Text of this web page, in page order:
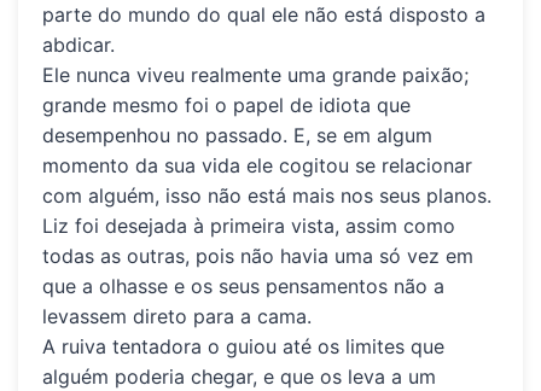
parte do mundo do qual ele não está disposto a
abdicar.
Ele nunca viveu realmente uma grande paixão;
grande mesmo foi o papel de idiota que
desempenhou no passado. E, se em algum
momento da sua vida ele cogitou se relacionar
com alguém, isso não está mais nos seus planos.
Liz foi desejada à primeira vista, assim como
todas as outras, pois não havia uma só vez em
que a olhasse e os seus pensamentos não a
levassem direto para a cama.
A ruiva tentadora o guiou até os limites que
alguém poderia chegar, e que os leva a um